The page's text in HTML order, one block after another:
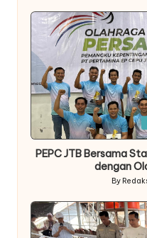
Posted
in
PEPC JTB Bersama
dengan
Posted
by
By